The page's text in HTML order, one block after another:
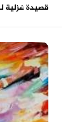
قصيدة غزلية